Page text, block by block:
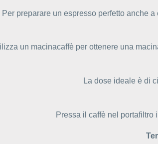
Per preparare un espresso perfetto anche
un macinacaffè per ottenere una
La dose ideale è di
Pressa il caffè nel portafiltro